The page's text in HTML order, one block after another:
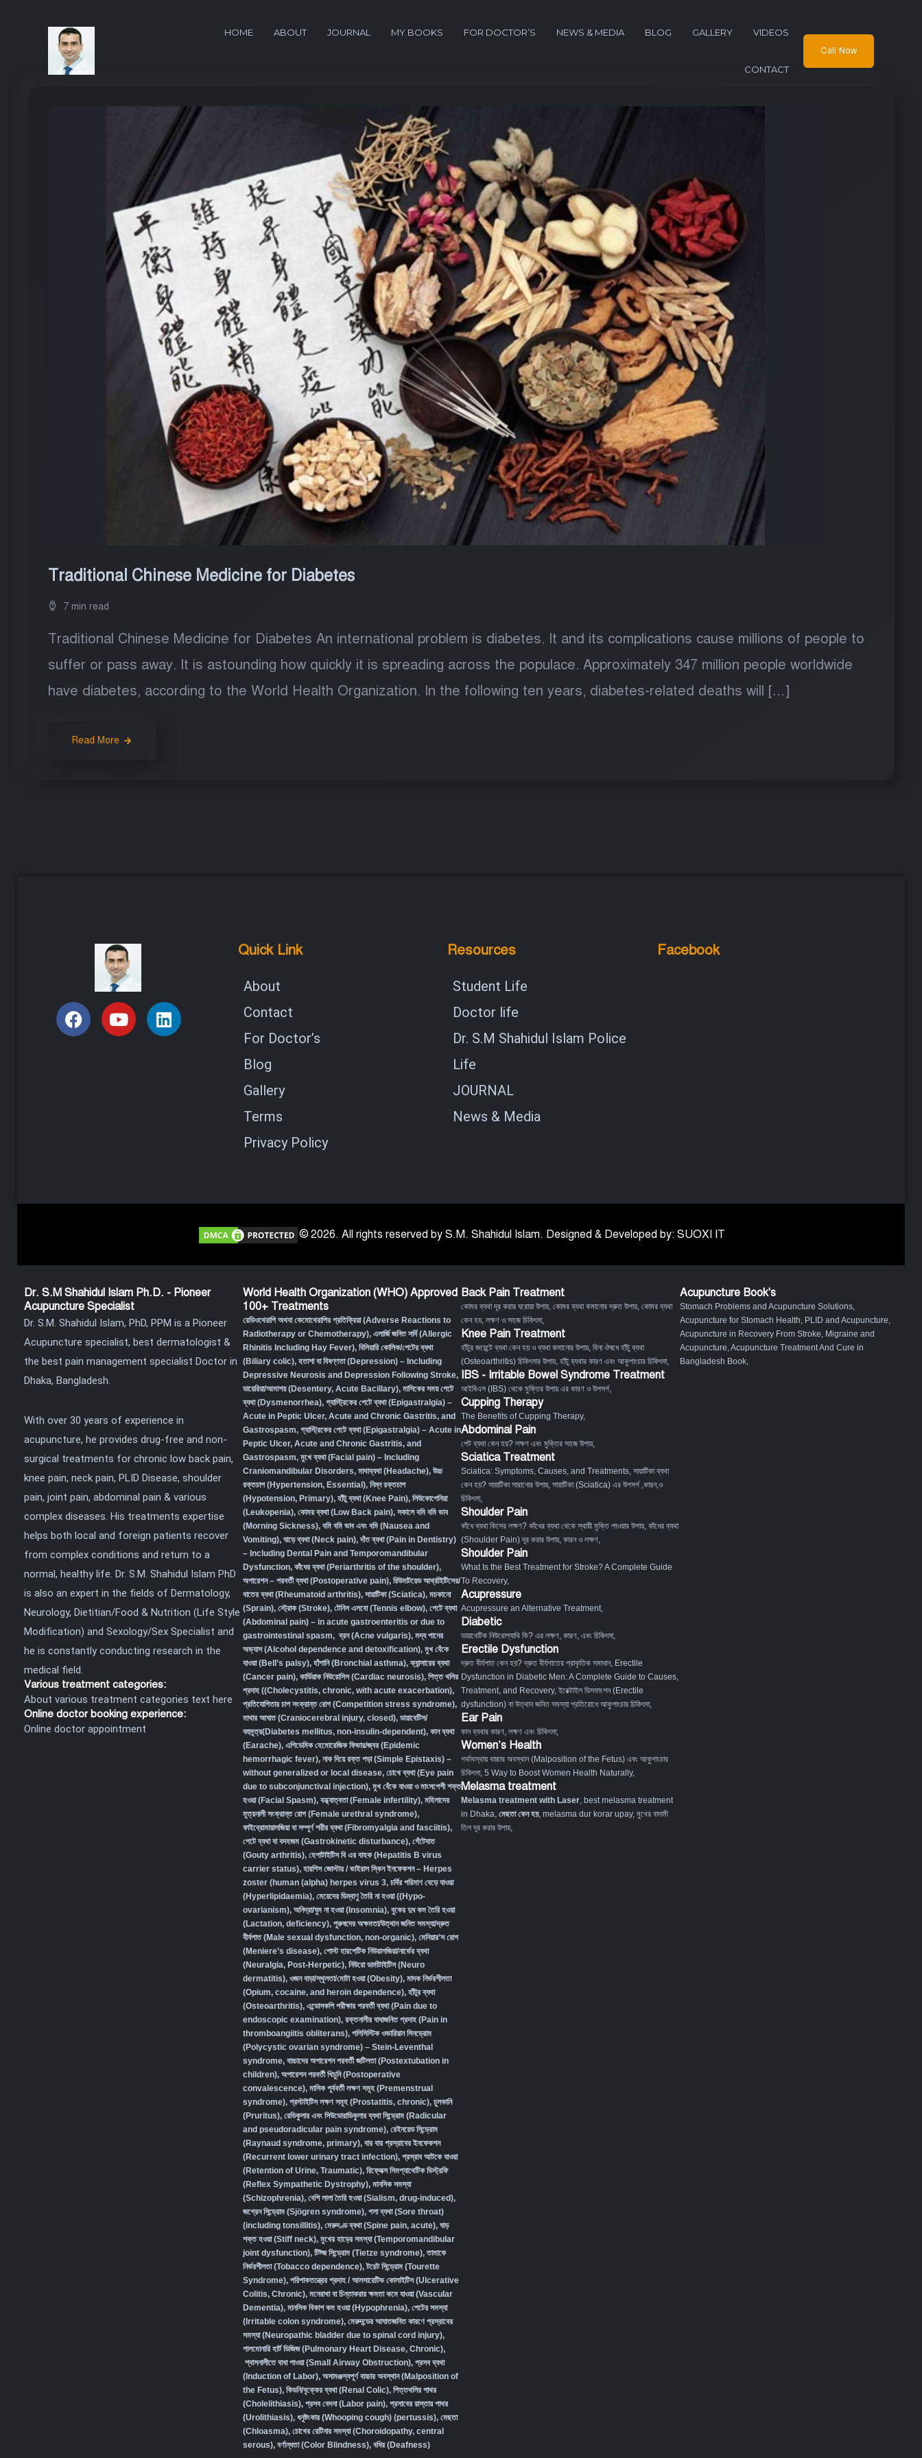
HOME ABOUT JOURNAL MY BOOKS FOR DOCTOR’S NEWS & MEDIA BLOG GALLERY VIDEOS
CONTACT
Call Now
Traditional Chinese Medicine for Diabetes
7 min read
Traditional Chinese Medicine for Diabetes An international problem is diabetes. It and its complications cause millions of people to
suffer or pass away. It is astounding how quickly it is spreading across the populace. Approximately 347 million people worldwide
have diabetes, according to the World Health Organization. In the following ten years, diabetes-related deaths will […]
Read More
Quick Link
About
Contact
For Doctor’s
Blog
Gallery
Terms
Privacy Policy
Resources
Student Life
Doctor life
Dr. S.M Shahidul Islam Police
Life
JOURNAL
News & Media
Facebook
© 2026. All rights reserved by S.M. Shahidul Islam. Designed & Developed by: SUOXI IT
Dr. S.M Shahidul Islam Ph.D. - Pioneer
Acupuncture Specialist
Dr. S.M. Shahidul Islam, PhD, PPM is a Pioneer
Acupuncture specialist, best dermatologist &
the best pain management specialist Doctor in
Dhaka, Bangladesh.
With over 30 years of experience in
acupuncture, he provides drug-free and non-
surgical treatments for chronic low back pain,
knee pain, neck pain, PLID Disease, shoulder
pain, joint pain, abdominal pain & various
complex diseases. His treatments expertise
helps both local and foreign patients recover
from complex conditions and return to a
normal, healthy life. Dr. S.M. Shahidul Islam PhD
is also an expert in the fields of Dermatology,
Neurology, Dietitian/Food & Nutrition (Life Style
Modification) and Sexology/Sex Specialist and
he is constantly conducting research in the
medical field.
Various treatment categories:
About various treatment categories text here
Online doctor booking experience:
Online doctor appointment
World Health Organization (WHO) Approved
100+ Treatments
রেডিওথেরাপি অথবা কেমোথেরাপির প্রতিক্রিয়া (Adverse Reactions to
Radiotherapy or Chemotherapy), এলার্জি জনিত সর্দি (Allergic
Rhinitis Including Hay Fever), বিলিয়ারি কোলিক/পেটের ব্যথা
(Biliary colic), হতাশা বা বিষণ্ণতা (Depression) – Including
Depressive Neurosis and Depression Following Stroke,
ডায়েরিয়া/আমাশয় (Desentery, Acute Bacillary), মাসিকের সময় পেটে
ব্যথা (Dysmenorrhea), গ্যাস্ট্রিকের পেটে ব্যথা (Epigastralgia) –
Acute in Peptic Ulcer, Acute and Chronic Gastritis, and
Gastrospasm, গ্যাস্ট্রিকের পেটে ব্যথা (Epigastralgia) – Acute in
Peptic Ulcer, Acute and Chronic Gastritis, and
Gastrospasm, মুখে ব্যথা (Facial pain) – Including
Craniomandibular Disorders, মাথাব্যথা (Headache), উচ্চ
রক্তচাপ (Hypertension, Essential), নিম্ন রক্তচাপ
(Hypotension, Primary), হাঁটু ব্যথা (Knee Pain), লিউকোপেনিয়া
(Leukopenia), কোমর ব্যথা (Low Back pain), সকালে বমি বমি ভাব
(Morning Sickness), বমি বমি ভাব এবং বমি (Nausea and
Vomiting), ঘাড়ে ব্যথা (Neck pain),দাঁত ব্যথা (Pain in Dentistry)
– Including Dental Pain and Temporomandibular
Dysfunction, কাঁধের ব্যথা (Periarthritis of the shoulder),
অপারেশন – পরবর্তী ব্যথা (Postoperative pain), রিউমাটয়েড আর্থ্রাইটিসের/
বাতের ব্যথা (Rheumatoid arthritis), সায়াটিকা (Sciatica), মচকানো
(Sprain), স্ট্রোক (Stroke), টেনিস এলবো (Tennis elbow), পেটে ব্যথা
(Abdominal pain) – in acute gastroenteritis or due to
gastrointestinal spasm, ব্রন (Acne vulgaris), মদ্য পানের
অভ্যাস (Alcohol dependence and detoxification), মুখ বেঁকে
যাওয়া (Bell’s palsy), হাঁপানি (Bronchial asthma),ক্যান্সারের ব্যথা
(Cancer pain), কার্ডিয়াক নিউরোসিস (Cardiac neurosis), পিত্ত থলির
প্রদাহ ((Cholecystitis, chronic, with acute exacerbation),
প্রতিযোগিতার চাপ সংক্রান্ত রোগ (Competition stress syndrome),
মাথার আঘাত (Craniocerebral injury, closed), ডায়াবেটিস/
বহুমূত্র(Diabetes mellitus, non-insulin-dependent), কান ব্যথা
(Earache), এপিডেমিক হেমোরেজিক ফিভার/জ্বর (Epidemic
hemorrhagic fever), নাক দিয়ে রক্ত পড়া (Simple Epistaxis) –
without generalized or local disease, চোখে ব্যথা (Eye pain
due to subconjunctival injection), মুখ বেঁকে যাওয়া ও মাংসপেশী শক্ত
হওয়া (Facial Spasm), বন্ধ্যাত্বতা (Female infertility), মহিলাদের
মূত্রনালী সংক্রান্ত রোগ (Female urethral syndrome),
ফাইব্রোমায়ালজিয়া বা সম্পূর্ণ শরীর ব্যথা (Fibromyalgia and fasciitis),
পেটে ব্যথা বা বদহজম (Gastrokinetic disturbance), গেঁটেবাত
(Gouty arthritis), হেপাটাইটিস বি এর বাহক (Hepatitis B virus
carrier status), হারপিস জোস্টার / ভাইরাল স্কিন ইনফেকশন – Herpes
zoster (human (alpha) herpes virus 3, চর্বির পরিমাণ বেড়ে যাওয়া
(Hyperlipidaemia), মেয়েদের ডিম্বাণু তৈরি না হওয়া ((Hypo-
ovarianism), অনিদ্রা/ঘুম না হওয়া (Insomnia), বুকের দুধ কম তৈরি হওয়া
(Lactation, deficiency), পুরুষদের অক্ষমতা/উত্থান জনিত সমস্যা/দ্রুত
বীর্যপাত (Male sexual dysfunction, non-organic), মেনিয়ার’স রোগ
(Meniere’s disease), পোস্ট হারপেটিক নিউরালজিয়া/নার্ভের ব্যথা
(Neuralgia, Post-Herpetic), নিউরো ডার্মাটাইটিস (Neuro
dermatitis), ওজন বাড়া/স্থূলতা/মোটা হওয়া (Obesity), মাদক নির্ভরশীলতা
(Opium, cocaine, and heroin dependence), হাঁটুর ব্যথা
(Osteoarthritis), এন্ডোসকপি পরীক্ষার পরবর্তী ব্যথা (Pain due to
endoscopic examination), রক্তনালীর বাধাজনিত প্রদাহ (Pain in
thromboangiitis obliterans), পলিসিস্টিক ওভারিয়ান সিনড্রোম
(Polycystic ovarian syndrome) – Stein-Leventhal
syndrome, বাচ্চাদের অপারেশন পরবর্তী জটিলতা (Postextubation in
children), অপারেশন পরবর্তী খিচুনি (Postoperative
convalescence), মাসিক পূর্ববর্তী লক্ষণ সমূহ (Premenstrual
syndrome), প্রস্টাইটিস লক্ষণ সমূহ (Prostatitis, chronic), চুলকানি
(Pruritus), রেডিকুলার এবং সিউডোরাডিকুলার ব্যথা সিন্ড্রোম (Radicular
and pseudoradicular pain syndrome), রেইনয়েড সিন্ড্রোম
(Raynaud syndrome, primary), বার বার প্রস্রাবের ইনফেকশন
(Recurrent lower urinary tract infection), প্রস্রাব আটকে যাওয়া
(Retention of Urine, Traumatic), রিফ্লেক্স সিমপ্যাথেটিক ডিস্ট্রফি
(Reflex Sympathetic Dystrophy), মানসিক সমস্যা
(Schizophrenia), বেশি লালা তৈরি হওয়া (Sialism, drug-induced),
জগ্রেন সিন্ড্রোম (Sjögren syndrome), গলা ব্যথা (Sore throat)
(including tonsillitis), মেরুদণ্ড ব্যথা (Spine pain, acute), ঘাড়
শক্ত হওয়া (Stiff neck), মুখের হাড়ের সমস্যা (Temporomandibular
joint dysfunction), টিট্জ সিন্ড্রোম (Tietze syndrome),তামাকে
নির্ভরশীলতা (Tobacco dependence),টরেট সিন্ড্রোম (Tourette
Syndrome), পরিপাকতন্ত্রের প্রদাহ / আলসারেটিভ কোলাইটিস (Ulcerative
Colitis, Chronic), মনেরাখা বা চিন্তাকরার ক্ষমতা কমে যাওয়া (Vascular
Dementia), মানসিক বিকাশ কম হওয়া (Hypophrenia), পেটের সমস্যা
(Irritable colon syndrome), মেরুদন্ডের আঘাতজনিত কারণে প্রস্রাবের
সমস্যা (Neuropathic bladder due to spinal cord injury),
পালমোনারি হার্ট ডিজিজ (Pulmonary Heart Disease, Chronic),
শ্বাসনালীতে বাধা পাওয়া (Small Airway Obstruction), প্রসব ব্যথা
(Induction of Labor), অসামঞ্জস্যপূর্ণ বাচ্চার অবস্থান (Malposition of
the Fetus), কিডনি/বৃক্কের ব্যথা (Renal Colic), পিত্তথলির পাথর
(Cholelithiasis), প্রসব বেদনা (Labor pain), প্রসাবের রাস্তায় পাথর
(Urolithiasis), ধনুষ্টংকার (Whooping cough) (pertussis), মেছতা
(Chloasma), চোখের রেটিনার সমস্যা (Choroidopathy, central
serous), বর্ণান্ধতা (Color Blindness), বধির (Deafness)
Back Pain Treatment
কোমর ব্যথা দূর করার ঘরোয়া উপায়, কোমর ব্যথা কমানোর দ্রুত উপায়, কোমর ব্যথা
কেন হয়, লক্ষণ ও সহজ চিকিৎসা,
Knee Pain Treatment
হাঁটুর জয়েন্টে ব্যথা কেন হয় ও ব্যথা কমানোর উপায়, বিনা ঔষধে হাঁটু ব্যথা
(Osteoarthritis) চিকিৎসার উপায়, হাঁটু ব্যথার কারণ এবং আকুপাংচার চিকিৎসা,
IBS - Irritable Bowel Syndrome Treatment
আইবিএস (IBS) থেকে মুক্তির উপায় এর কারণ ও উপসর্গ,
Cupping Therapy
The Benefits of Cupping Therapy,
Abdominal Pain
পেট ব্যথা কেন হয়? লক্ষণ এবং মুক্তির সহজ উপায়,
Sciatica Treatment
Sciatica: Symptoms, Causes, and Treatments, সায়াটিকা ব্যথা
কেন হয়? সায়াটিকা সারানোর উপায়, সায়াটিকা (Sciatica) এর উপসর্গ ,কারন,ও
চিকিৎসা,
Shoulder Pain
কাঁধে ব্যথা কিসের লক্ষণ? কাঁধের ব্যথা থেকে স্থায়ী মুক্তি পাওয়ার উপায়, কাঁধের ব্যথা
(Shoulder Pain) দূর করার উপায়, কারন ও লক্ষণ,
Shoulder Pain
What Is the Best Treatment for Stroke? A Complete Guide
To Recovery,
Acupressure
Acupressure an Alternative Treatment,
Diabetic
ডায়াবেটিক নিউরোপ্যাথি কি? এর লক্ষণ, কারণ, এবং চিকিৎসা,
Erectile Dysfunction
দ্রুত বীর্যপাত কেন হয়? দ্রুত বীর্যপাতের প্রাকৃতিক সমাধান, Erectile
Dysfunction in Diabetic Men: A Complete Guide to Causes,
Treatment, and Recovery, ইরেক্টাইল ডিসফাংশন (Erectile
dysfunction) বা উত্থান জনিত সমস্যা প্রতিরোধে আকুপাংচার চিকিৎসা,
Ear Pain
কান ব্যথার কারণ, লক্ষণ এবং চিকিৎসা,
Women’s Health
গর্ভাবস্থায় বাচ্চার অবস্থান (Malposition of the Fetus) এবং আকুপাংচার
চিকিৎসা, 5 Way to Boost Women Health Naturally,
Melasma treatment
Melasma treatment with Laser, best melasma treatment
in Dhaka, মেছতা কেন হয়, melasma dur korar upay, মুখের বাদামী
তিল দূর করার উপায়,
Acupuncture Book's
Stomach Problems and Acupuncture Solutions,
Acupuncture for Stomach Health, PLID and Acupuncture,
Acupuncture in Recovery From Stroke, Migraine and
Acupuncture,Acupuncture Treatment And Cure in
Bangladesh Book,